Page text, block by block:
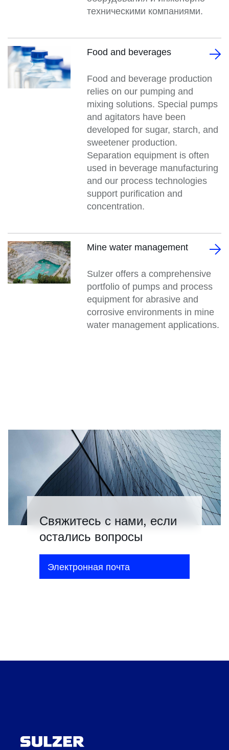
техническими компаниями.
Food and beverages
Food and beverage production
relies on our pumping and
mixing solutions. Special pumps
and agitators have been
developed for sugar, starch, and
sweetener production.
Separation equipment is often
used in beverage manufacturing
and our process technologies
support purification and
concentration.
Mine water management
Sulzer offers a comprehensive
portfolio of pumps and process
equipment for abrasive and
corrosive environments in mine
water management applications.
Свяжитесь с нами, если
остались вопросы
Электронная почта